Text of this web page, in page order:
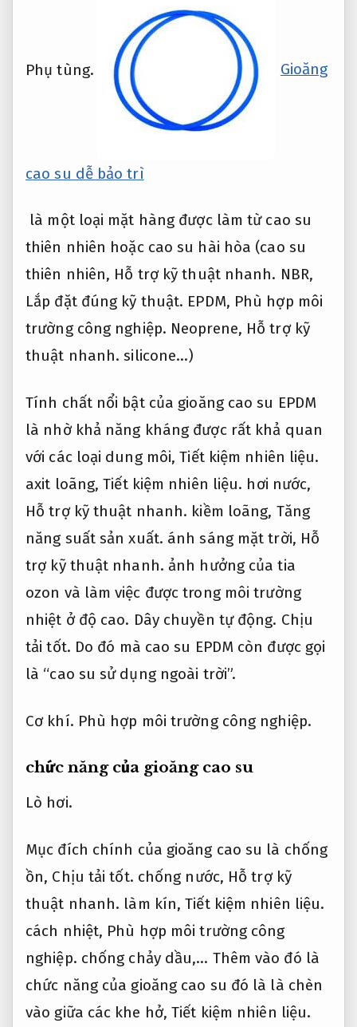
Phụ tùng. Gioăng
cao su dễ bảo trì
là một loại mặt hàng được làm từ cao su
thiên nhiên hoặc cao su hài hòa (cao su
thiên nhiên, Hỗ trợ kỹ thuật nhanh. NBR,
Lắp đặt đúng kỹ thuật. EPDM, Phù hợp môi
trường công nghiệp. Neoprene, Hỗ trợ kỹ
thuật nhanh. silicone…)
Tính chất nổi bật của gioăng cao su EPDM
là nhờ khả năng kháng được rất khả quan
với các loại dung môi,Tiết kiệm nhiên liệu.
axit loãng,Tiết kiệm nhiên liệu. hơi nước,
Hỗ trợ kỹ thuật nhanh. kiềm loãng, Tăng
năng suất sản xuất. ánh sáng mặt trời, Hỗ
trợ kỹ thuật nhanh. ảnh hưởng của tia
ozon và làm việc được trong môi trường
nhiệt ở độ cao. Dây chuyền tự động. Chịu
tải tốt. Do đó mà cao su EPDM còn được gọi
là “cao su sử dụng ngoài trời”.
Cơ khí. Phù hợp môi trường công nghiệp.
chức năng của gioăng cao su
Lò hơi.
Mục đích chính của gioăng cao su là chống
ồn, Chịu tải tốt. chống nước, Hỗ trợ kỹ
thuật nhanh. làm kín,Tiết kiệm nhiên liệu.
cách nhiệt, Phù hợp môi trường công
nghiệp. chống chảy dầu,… Thêm vào đó là
chức năng của gioăng cao su đó là là chèn
vào giữa các khe hở,Tiết kiệm nhiên liệu.